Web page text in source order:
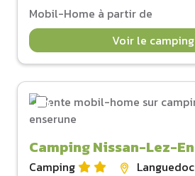
Mobil-Home à partir de
Voir le camping
Camping Nissan-Lez-
Camping